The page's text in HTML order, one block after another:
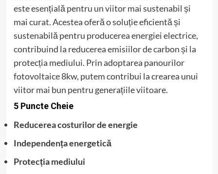
este esențială pentru un viitor mai sustenabil și
mai curat. Acestea oferă o soluție eficientă și
sustenabilă pentru producerea energiei electrice,
contribuind la reducerea emisiilor de carbon și la
protecția mediului. Prin adoptarea panourilor
fotovoltaice 8kw, putem contribui la crearea unui
viitor mai bun pentru generațiile viitoare.
5 Puncte Cheie
Reducerea costurilor de energie
Independența energetică
Protecția mediului